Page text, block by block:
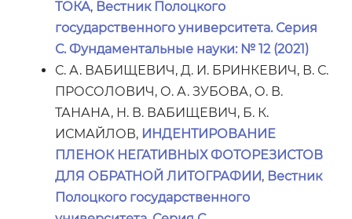
ТОКА, Вестник Полоцкого
государственного университета. Серия
С. Фундаментальные науки: № 12 (2021)
С. А. ВАБИЩЕВИЧ, Д. И. БРИНКЕВИЧ, В. С.
ПРОСОЛОВИЧ, О. А. ЗУБОВА, О. В.
ТАНАНА, Н. В. ВАБИЩЕВИЧ, Б. К.
ИСМАЙЛОВ, ИНДЕНТИРОВАНИЕ
ПЛЕНОК НЕГАТИВНЫХ ФОТОРЕЗИСТОВ
ДЛЯ ОБРАТНОЙ ЛИТОГРАФИИ, Вестник
Полоцкого государственного